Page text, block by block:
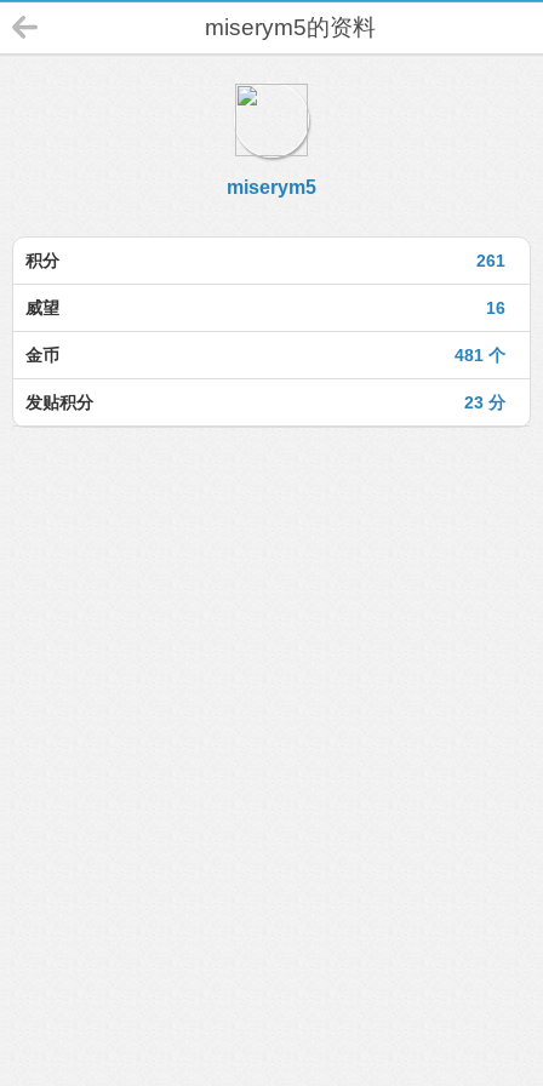
miserym5的资料
miserym5
261
积分
16
威望
481 个
金币
23 分
发贴积分